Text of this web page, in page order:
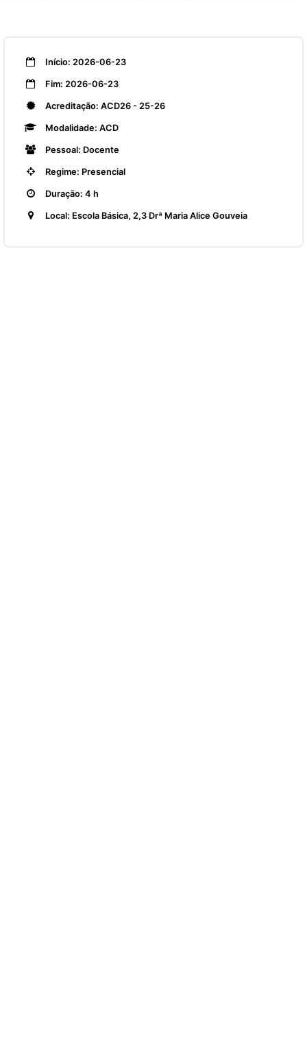
Início: 2026-06-23
Fim: 2026-06-23
Acreditação: ACD26 - 25-26
Modalidade: ACD
Pessoal: Docente
Regime: Presencial
Duração: 4 h
Local: Escola Básica, 2,3 Drª Maria Alice Gouveia